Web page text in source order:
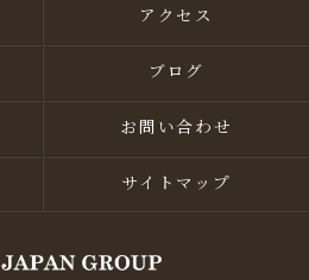
アクセス
ブログ
お問い合わせ
サイトマップ